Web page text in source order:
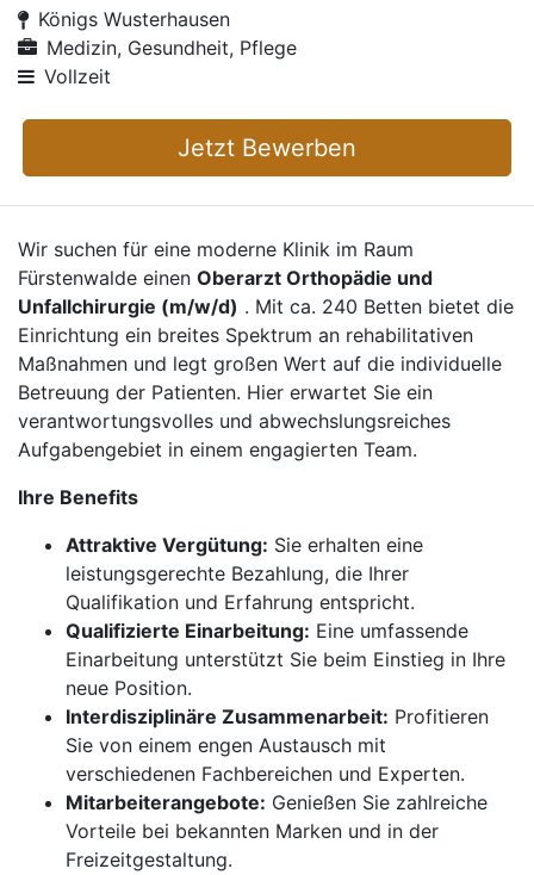
Königs Wusterhausen
Medizin, Gesundheit, Pflege
Vollzeit
Jetzt Bewerben
Wir suchen für eine moderne Klinik im Raum
Fürstenwalde einen Oberarzt Orthopädie und
Unfallchirurgie (m/w/d) . Mit ca. 240 Betten bietet die
Einrichtung ein breites Spektrum an rehabilitativen
Maßnahmen und legt großen Wert auf die individuelle
Betreuung der Patienten. Hier erwartet Sie ein
verantwortungsvolles und abwechslungsreiches
Aufgabengebiet in einem engagierten Team.
Ihre Benefits
Attraktive Vergütung: Sie erhalten eine
leistungsgerechte Bezahlung, die Ihrer
Qualifikation und Erfahrung entspricht.
Qualifizierte Einarbeitung: Eine umfassende
Einarbeitung unterstützt Sie beim Einstieg in Ihre
neue Position.
Interdisziplinäre Zusammenarbeit: Profitieren
Sie von einem engen Austausch mit
verschiedenen Fachbereichen und Experten.
Mitarbeiterangebote: Genießen Sie zahlreiche
Vorteile bei bekannten Marken und in der
Freizeitgestaltung.